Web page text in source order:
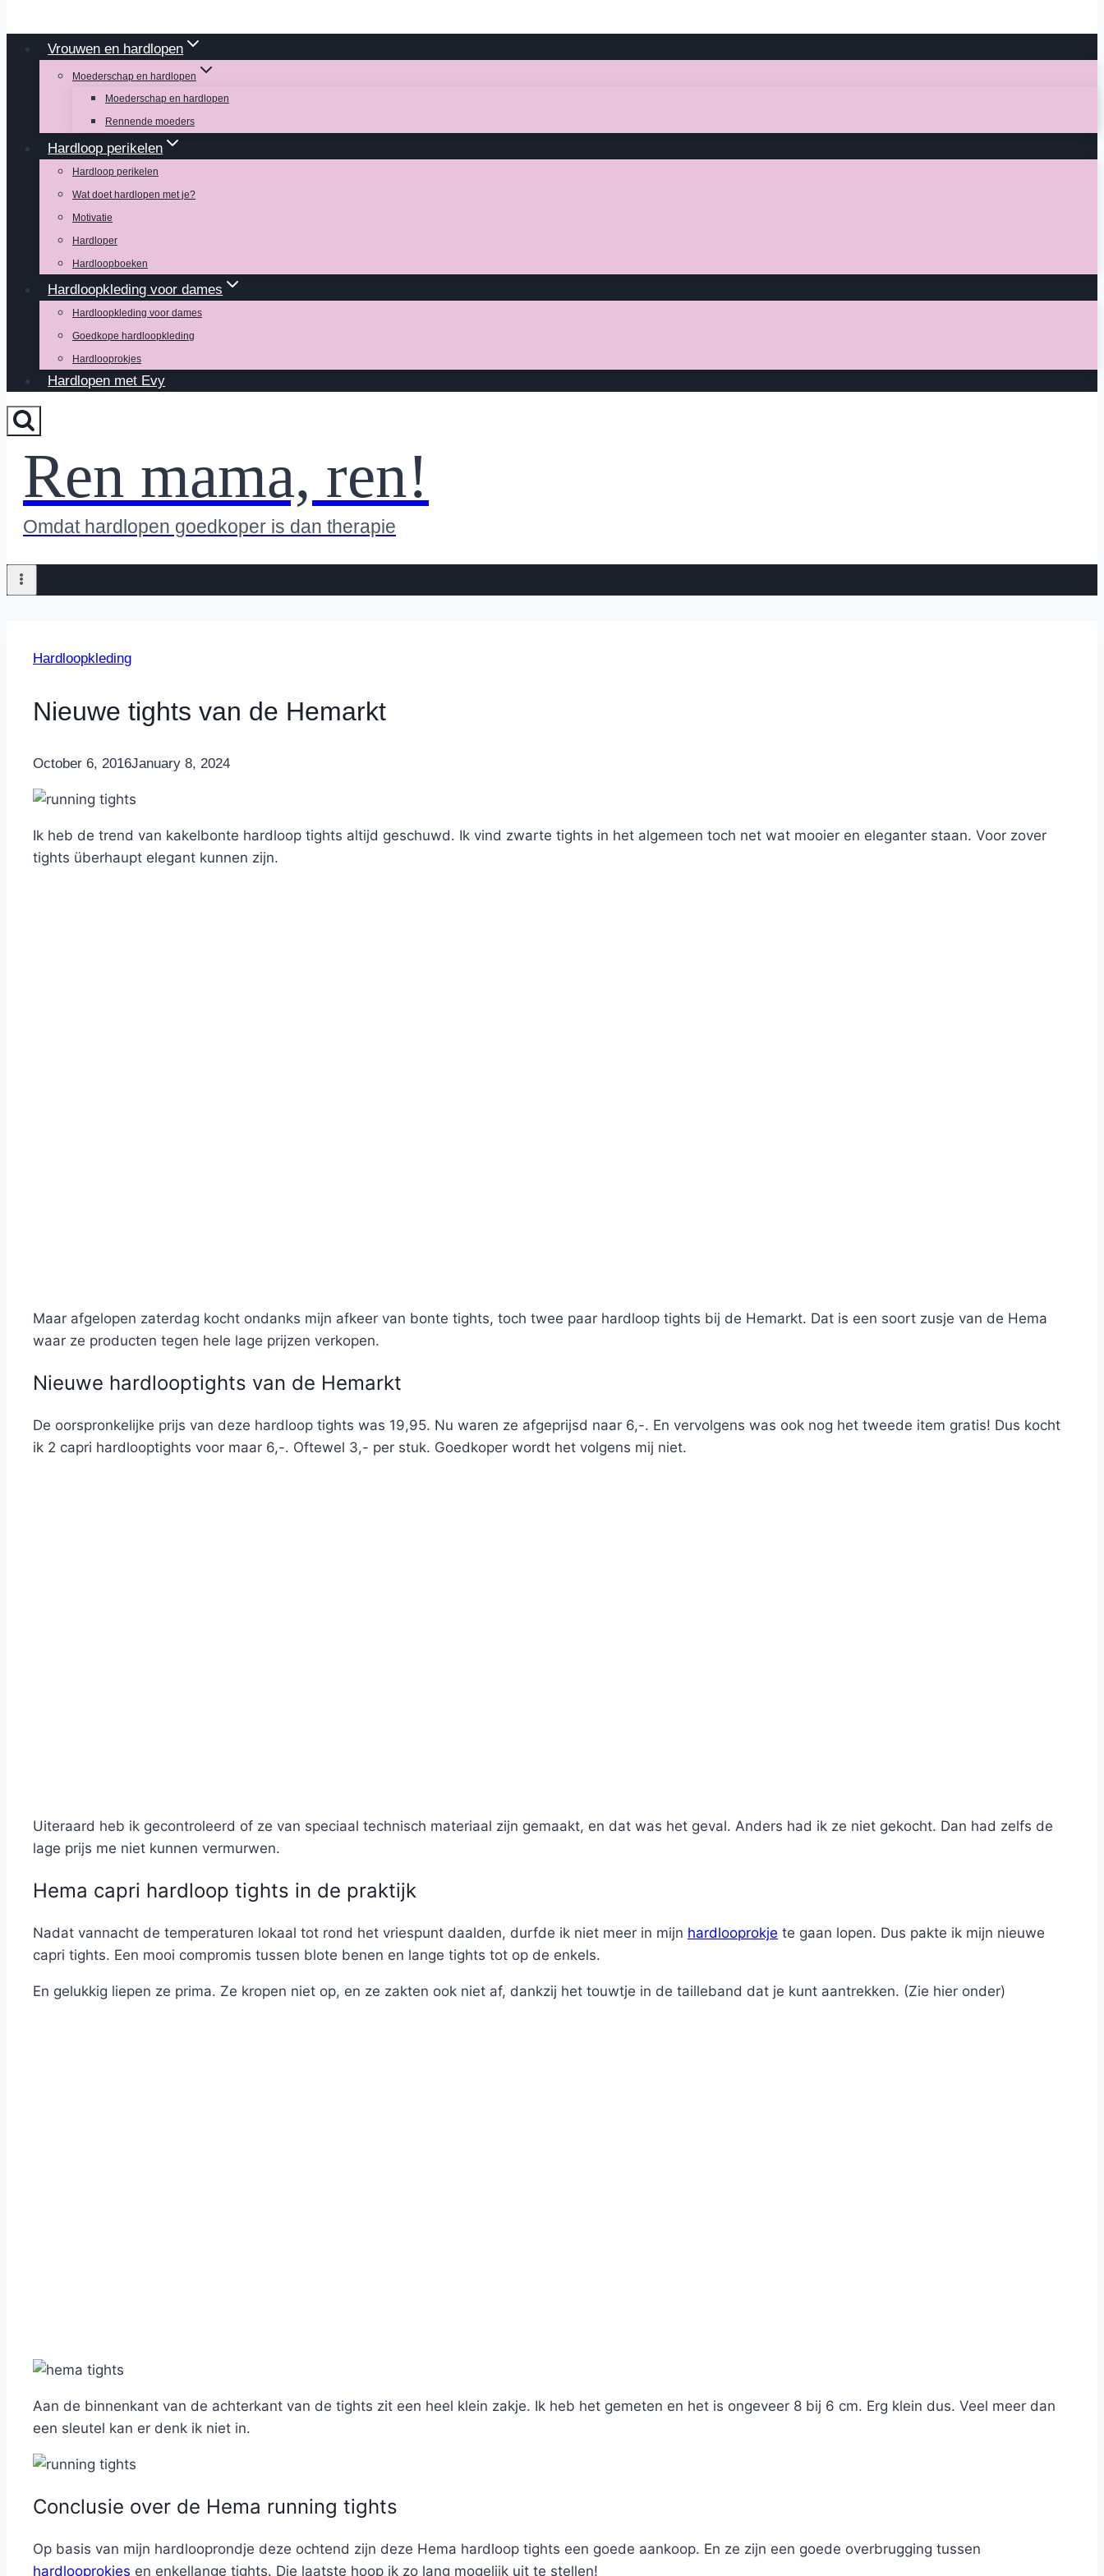
Vrouwen en hardlopen
Moederschap en hardlopen
Moederschap en hardlopen
Rennende moeders
Hardloop perikelen
Hardloop perikelen
Wat doet hardlopen met je?
Motivatie
Hardloper
Hardloopboeken
Hardloopkleding voor dames
Hardloopkleding voor dames
Goedkope hardloopkleding
Hardlooprokjes
Hardlopen met Evy
Ren mama, ren!
Omdat hardlopen goedkoper is dan therapie
Hardloopkleding
Nieuwe tights van de Hemarkt
ByNicole
October 6, 2016January 8, 2024
Ik heb de trend van kakelbonte hardloop tights altijd geschuwd. Ik vind zwarte tights in het algemeen toch net wat mooier en eleganter staan. Voor zover
tights überhaupt elegant kunnen zijn.
Maar afgelopen zaterdag kocht ondanks mijn afkeer van bonte tights, toch twee paar hardloop tights bij de Hemarkt. Dat is een soort zusje van de Hema
waar ze producten tegen hele lage prijzen verkopen.
Nieuwe hardlooptights van de Hemarkt
De oorspronkelijke prijs van deze hardloop tights was 19,95. Nu waren ze afgeprijsd naar 6,-. En vervolgens was ook nog het tweede item gratis! Dus kocht
ik 2 capri hardlooptights voor maar 6,-. Oftewel 3,- per stuk. Goedkoper wordt het volgens mij niet.
Uiteraard heb ik gecontroleerd of ze van speciaal technisch materiaal zijn gemaakt, en dat was het geval. Anders had ik ze niet gekocht. Dan had zelfs de
lage prijs me niet kunnen vermurwen.
Hema capri hardloop tights in de praktijk
Nadat vannacht de temperaturen lokaal tot rond het vriespunt daalden, durfde ik niet meer in mijn hardlooprokje te gaan lopen. Dus pakte ik mijn nieuwe
capri tights. Een mooi compromis tussen blote benen en lange tights tot op de enkels.
En gelukkig liepen ze prima. Ze kropen niet op, en ze zakten ook niet af, dankzij het touwtje in de tailleband dat je kunt aantrekken. (Zie hier onder)
Aan de binnenkant van de achterkant van de tights zit een heel klein zakje. Ik heb het gemeten en het is ongeveer 8 bij 6 cm. Erg klein dus. Veel meer dan
een sleutel kan er denk ik niet in.
Conclusie over de Hema running tights
Op basis van mijn hardlooprondje deze ochtend zijn deze Hema hardloop tights een goede aankoop. En ze zijn een goede overbrugging tussen
hardlooprokjes en enkellange tights. Die laatste hoop ik zo lang mogelijk uit te stellen!